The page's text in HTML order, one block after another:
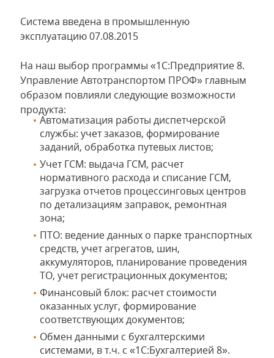
Система введена в промышленную
эксплуатацию 07.08.2015
На наш выбор программы «1С:Предприятие 8.
Управление Автотранспортом ПРОФ» главным
образом повлияли следующие возможности
продукта:
Автоматизация работы диспетчерской
службы: учет заказов, формирование
заданий, обработка путевых листов;
Учет ГСМ: выдача ГСМ, расчет
нормативного расхода и списание ГСМ,
загрузка отчетов процессинговых центров
по детализациям заправок, ремонтная
зона;
ПТО: ведение данных о парке транспортных
средств, учет агрегатов, шин,
аккумуляторов, планирование проведения
ТО, учет регистрационных документов;
Финансовый блок: расчет стоимости
оказанных услуг, формирование
соответствующих документов;
Обмен данными с бухгалтерскими
системами, в т.ч. с «1С:Бухгалтерией 8».